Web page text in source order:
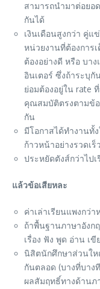
สามารถนำมาต่อยอ
กันได้
เงินเดือนสูงกว่า คู่แ
หน่วยงานที่ต้องการ
ต้องอย่างดี หรือ บา
อินเตอร์ ซึ่งถ้าระบุกั
ย่อมต้องอยู่ใน rate
คุณสมบัติตรงตามข้
กัน
มีโอกาสได้ทำงานทั้
ก้าวหน้าอย่างรวดเร็ว
ประหยัดตังส์กว่าไป
แล้วข้อเสียหละ
ค่าเล่าเรียนแพงกว่
ถ้าพื้นฐานภาษาอังก
เรื่อง ฟัง พูด อ่าน เขี
นิสิตนักศึกษาส่วนให
กันตลอด (บางที่บาง
ผลสัมฤทธิ์ทางด้านภ